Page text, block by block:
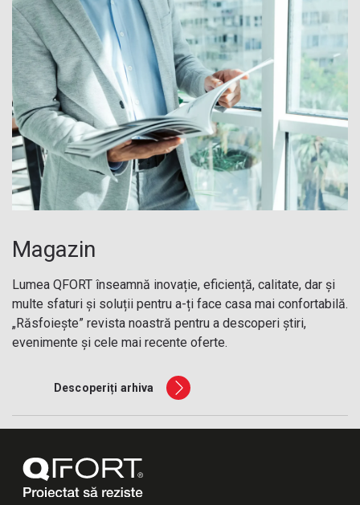
Magazin
Lumea QFORT înseamnă inovație, eficiență, calitate, dar și
multe sfaturi și soluții pentru a-ți face casa mai confortabilă.
„Răsfoiește” revista noastră pentru a descoperi știri,
evenimente și cele mai recente oferte.
Descoperiți arhiva